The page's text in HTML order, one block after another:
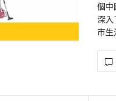
個中
深入
市生